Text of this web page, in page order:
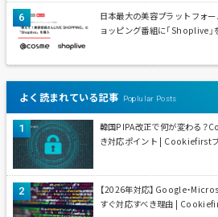
日本最大の美容プラットフォ
ョッピング番組に「Shoplive」
よく読まれている記事 Poplular Posts
韓国PIPA改正で何が変わる？
き対応ポイント | Cookiefirst
【2026年対応】Google・
すぐ対応すべき理由 |